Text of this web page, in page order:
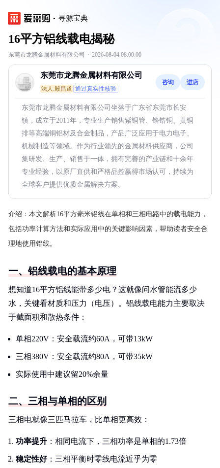
寻源宝典
16平方铝线载电揭秘
东莞市龙腾金属材料有限公司 · 2026-08-04 08:00:00
东莞市龙腾金属材料有限公司
法人:殷昌道 通过真实性核验
咨询 进店
东莞市龙腾金属材料有限公司坐落于广东省东莞市长安
镇，成立于2011年，专业生产销售紫铜管、铬锆铜、黄铜
排等高端铜铝材及合金制品，产品广泛应用于电力电子、
机械制造等领域。作为行业领先的金属材料供应商，公司
集研发、生产、销售于一体，拥有完善的产业链和十余年
专业经验，以原厂直供和严格品控赢得市场认可，持续为
全球客户提供优质金属解决方案。
介绍： 本文解析16平方毫米铝线在单相和三相电路中的载电能力，
包括功率计算方法和实际应用中的关键影响因素，帮助读者安全合
理地使用铝线。
一、铝线载电的基本原理
想知道16平方铝线能带多少电？这就像问水管能流多少
水，关键看材质和压力（电压）。铝线载电能力主要取决
于截面积和散热条件：
单相220V：安全载流约60A，可带13kW
三相380V：安全载流约80A，可带35kW
实际使用中建议留20%余量
二、三相与单相的区别
三相电就像三匹马拉车，比单相更高效：
功率提升 ：相同电流下，三相功率是单相的1.73倍
稳定性好：三相平衡时零线电流近乎为零